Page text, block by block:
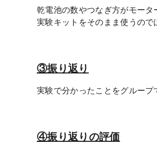
乾電池の数やつなぎ方がモータ
実験キットをそのまま使うの
③振り返り
実験で分かったことをグルー
④振り返りの評価